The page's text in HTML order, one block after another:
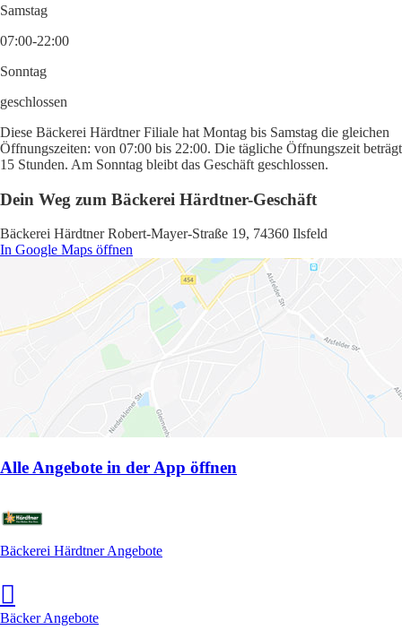
Samstag
07:00-22:00
Sonntag
geschlossen
Diese Bäckerei Härdtner Filiale hat Montag bis Samstag die gleichen
Öffnungszeiten: von 07:00 bis 22:00. Die tägliche Öffnungszeit beträgt
15 Stunden. Am Sonntag bleibt das Geschäft geschlossen.
Dein Weg zum Bäckerei Härdtner-Geschäft
Bäckerei Härdtner Robert-Mayer-Straße 19, 74360 Ilsfeld
In Google Maps öffnen
Alle Angebote in der App öffnen
Bäckerei Härdtner Angebote
Bäcker Angebote